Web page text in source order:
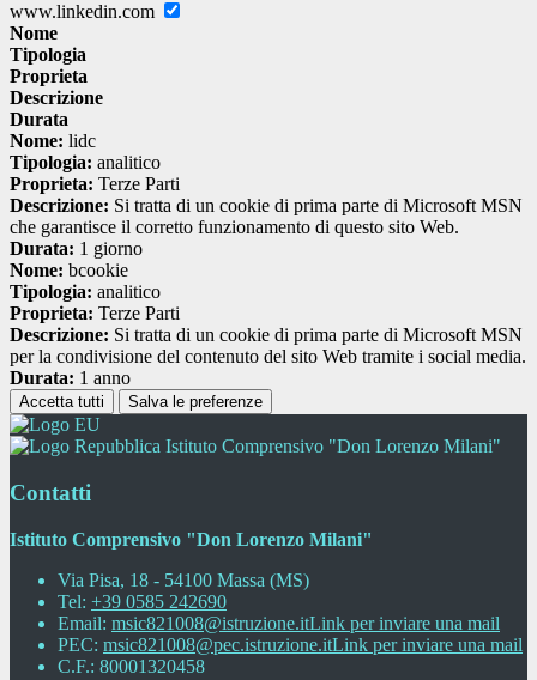
www.linkedin.com
Nome
Tipologia
Proprieta
Descrizione
Durata
Nome: lidc
Tipologia: analitico
Proprieta: Terze Parti
Descrizione: Si tratta di un cookie di prima parte di Microsoft MSN
che garantisce il corretto funzionamento di questo sito Web.
Durata: 1 giorno
Nome: bcookie
Tipologia: analitico
Proprieta: Terze Parti
Descrizione: Si tratta di un cookie di prima parte di Microsoft MSN
per la condivisione del contenuto del sito Web tramite i social media.
Durata: 1 anno
Accetta tutti Salva le preferenze
Istituto Comprensivo "Don Lorenzo Milani"
Contatti
Istituto Comprensivo "Don Lorenzo Milani"
Via Pisa, 18 - 54100 Massa (MS)
Tel: +39 0585 242690
Email: msic821008@istruzione.itLink per inviare una mail
PEC: msic821008@pec.istruzione.itLink per inviare una mail
C.F.: 80001320458